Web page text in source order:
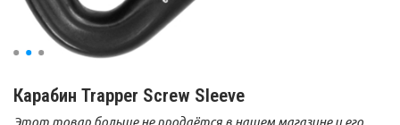
Карабин Trapper Screw Sleeve
Этот товар больше не продаётся в нашем магазине и его